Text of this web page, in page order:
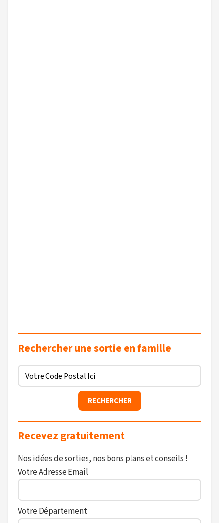
Rechercher une sortie en famille
Recevez gratuitement
Nos idées de sorties, nos bons plans et conseils !
Votre Adresse Email
Votre Département